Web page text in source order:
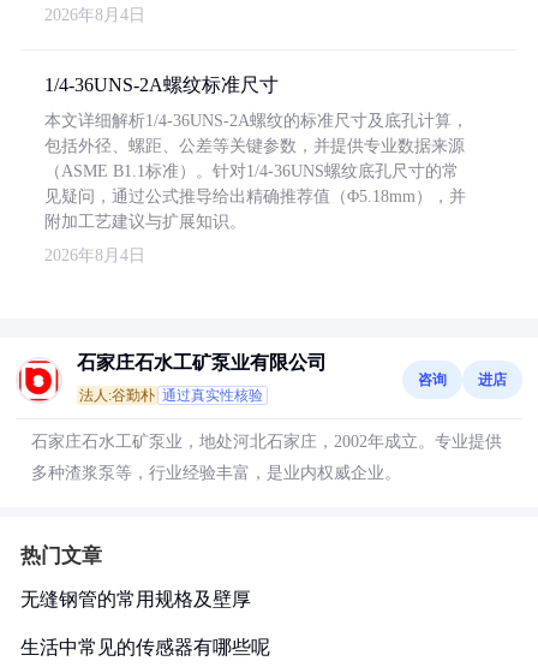
2026年8月4日
1/4-36UNS-2A螺纹标准尺寸
本文详细解析1/4-36UNS-2A螺纹的标准尺寸及底孔计算，
包括外径、螺距、公差等关键参数，并提供专业数据来源
（ASME B1.1标准）。针对1/4-36UNS螺纹底孔尺寸的常
见疑问，通过公式推导给出精确推荐值（Φ5.18mm），并
附加工艺建议与扩展知识。
2026年8月4日
石家庄石水工矿泵业有限公司
法人:谷勤朴 通过真实性核验
咨询 进店
石家庄石水工矿泵业，地处河北石家庄，2002年成立。专业提供
多种渣浆泵等，行业经验丰富，是业内权威企业。
热门文章
无缝钢管的常用规格及壁厚
生活中常见的传感器有哪些呢